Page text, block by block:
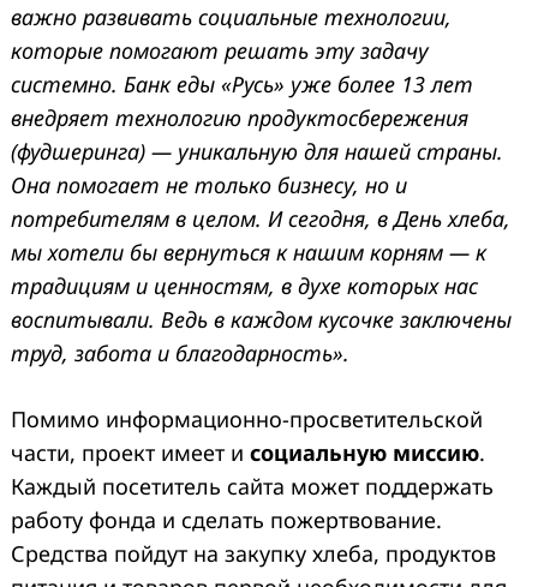
важно развивать социальные технологии,
которые помогают решать эту задачу
системно. Банк еды «Русь» уже более 13 лет
внедряет технологию продуктосбережения
(фудшеринга) — уникальную для нашей страны.
Она помогает не только бизнесу, но и
потребителям в целом. И сегодня, в День хлеба,
мы хотели бы вернуться к нашим корням — к
традициям и ценностям, в духе которых нас
воспитывали. Ведь в каждом кусочке заключены
труд, забота и благодарность».
Помимо информационно-просветительской
части, проект имеет и социальную миссию.
Каждый посетитель сайта может поддержать
работу фонда и сделать пожертвование.
Средства пойдут на закупку хлеба, продуктов